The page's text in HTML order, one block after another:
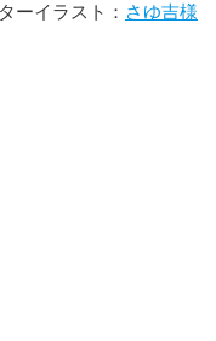
ーイラスト： さゆ吉様